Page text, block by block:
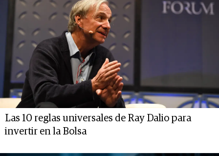
Las 10 reglas universales de Ray Dalio para
invertir en la Bolsa